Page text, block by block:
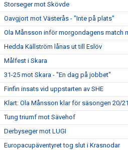
Storseger mot Skövde
Oavgjort mot Västerås - "Inte på plats"
Ola Månsson inför morgondagens match
Hedda Källström lånas ut till Eslöv
Målfest i Skara
31-25 mot Skara - "En dag på jobbet"
Finfin insats vid uppstarten av SHE
Klart: Ola Månsson klar för säsongen 20/21
Tung triumf mot Sävehof
Derbyseger mot LUGI
Europacupäventyret tog slut i Krasnodar